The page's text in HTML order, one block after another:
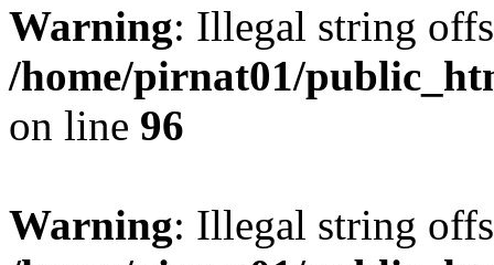
Warning: Illegal string
/home/pirnat01/
on line 96
Warning: Illegal string